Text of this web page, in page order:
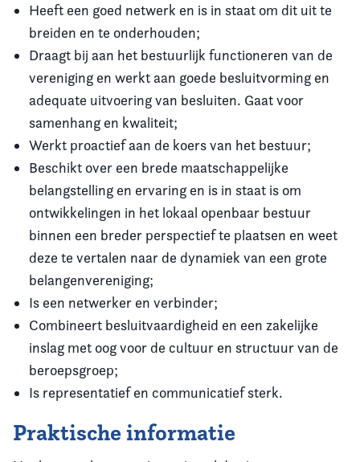
Heeft een goed netwerk en is in staat om dit uit te
breiden en te onderhouden;
Draagt bij aan het bestuurlijk functioneren van de
vereniging en werkt aan goede besluitvorming en
adequate uitvoering van besluiten. Gaat voor
samenhang en kwaliteit;
Werkt proactief aan de koers van het bestuur;
Beschikt over een brede maatschappelijke
belangstelling en ervaring en is in staat is om
ontwikkelingen in het lokaal openbaar bestuur
binnen een breder perspectief te plaatsen en weet
deze te vertalen naar de dynamiek van een grote
belangenvereniging;
Is een netwerker en verbinder;
Combineert besluitvaardigheid en een zakelijke
inslag met oog voor de cultuur en structuur van de
beroepsgroep;
Is representatief en communicatief sterk.
Praktische informatie